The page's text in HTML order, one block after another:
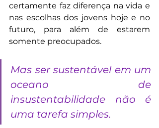
certamente faz diferença na vida e
nas escolhas dos jovens hoje e no
futuro, para além de estarem
somente preocupados.
Mas ser sustentável em um
oceano de
insustentabilidade não é
uma tarefa simples.